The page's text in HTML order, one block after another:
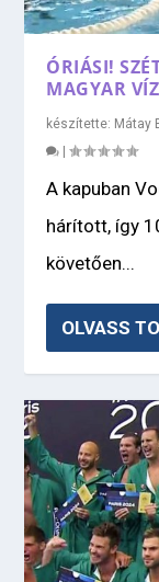
ÓRIÁSI!
MAGYAR
készítette: Mátay
|
A kapuban
hárított, így
követően...
OLVASS